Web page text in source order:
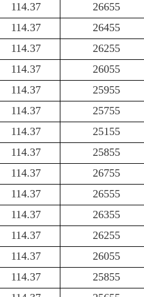
114.37 26655
114.37 26455
114.37 26255
114.37 26055
114.37 25955
114.37 25755
114.37 25155
114.37 25855
114.37 26755
114.37 26555
114.37 26355
114.37 26255
114.37 26055
114.37 25855